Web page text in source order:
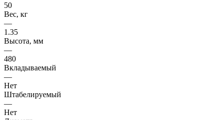
50
Вес, кг
—
1.35
Высота, мм
—
480
Вкладываемый
—
Нет
Штабелируемый
—
Нет